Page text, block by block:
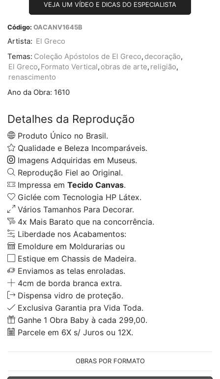
VEJA UM VÍDEO E DICAS DO ESPECIALISTA
Código: OACANV1645B
Artista: El Greco
Temas: Coleção Apóstolos de El Greco, decoração,
El Greco, Formato Vertical , obras de arte, religião,
renascimento
Ano da Obra: 1610
Detalhes da Reprodução
Produto Único no Brasil.
Qualidade e Beleza Incomparáveis.
Imagens Adquiridas em Museus.
Reprodução Fiel ao Original.
Impressa em Tecido Canvas.
Giclée com Tecnologia HP Látex.
Vários Tamanhos Para Decorar.
4x Mais Barato que na concorrência.
Liberdade nos Acabamentos:
Emoldure em Moldurarias ou
Estique em Chassis de Madeira.
Enviamos as telas enroladas.
4cm de borda branca extra.
Dispensa vidro de proteção.
Exclusiva Garantia pra Vida Toda.
Ganhe 1 Obra Baby à cada 299,00.
Parcele em 6X s/ Juros ou 12X.
OBRAS POR FORMATO